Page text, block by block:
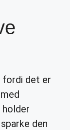
fordi det er
den